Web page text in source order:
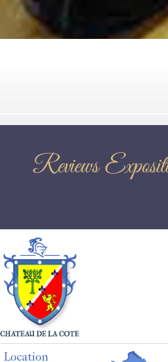
Reviews
Location